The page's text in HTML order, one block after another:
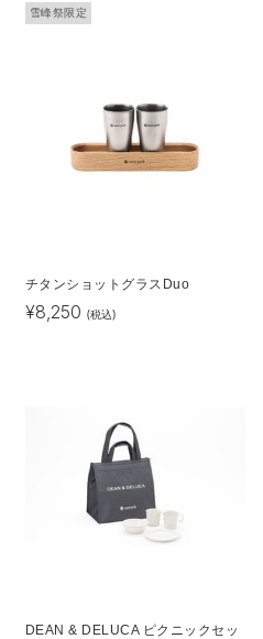
雪峰祭限定
チタンショットグラスDuo
¥8,250 (税込)
DEAN & DELUCA ピクニックセッ